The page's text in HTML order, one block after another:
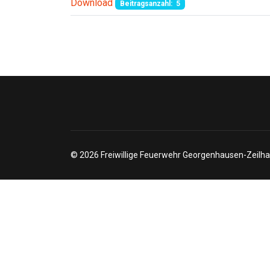
Download Beitragsanzahl: 5
© 2026 Freiwillige Feuerwehr Georgenhausen-